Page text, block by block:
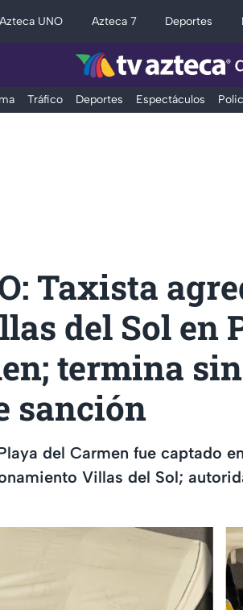
Azteca UNO Azteca 7 Deportes
Tráfico Deportes Espectáculos
Taxista
del Sol en
termina
sanción
del Carmen fue captado
Villas del Sol;